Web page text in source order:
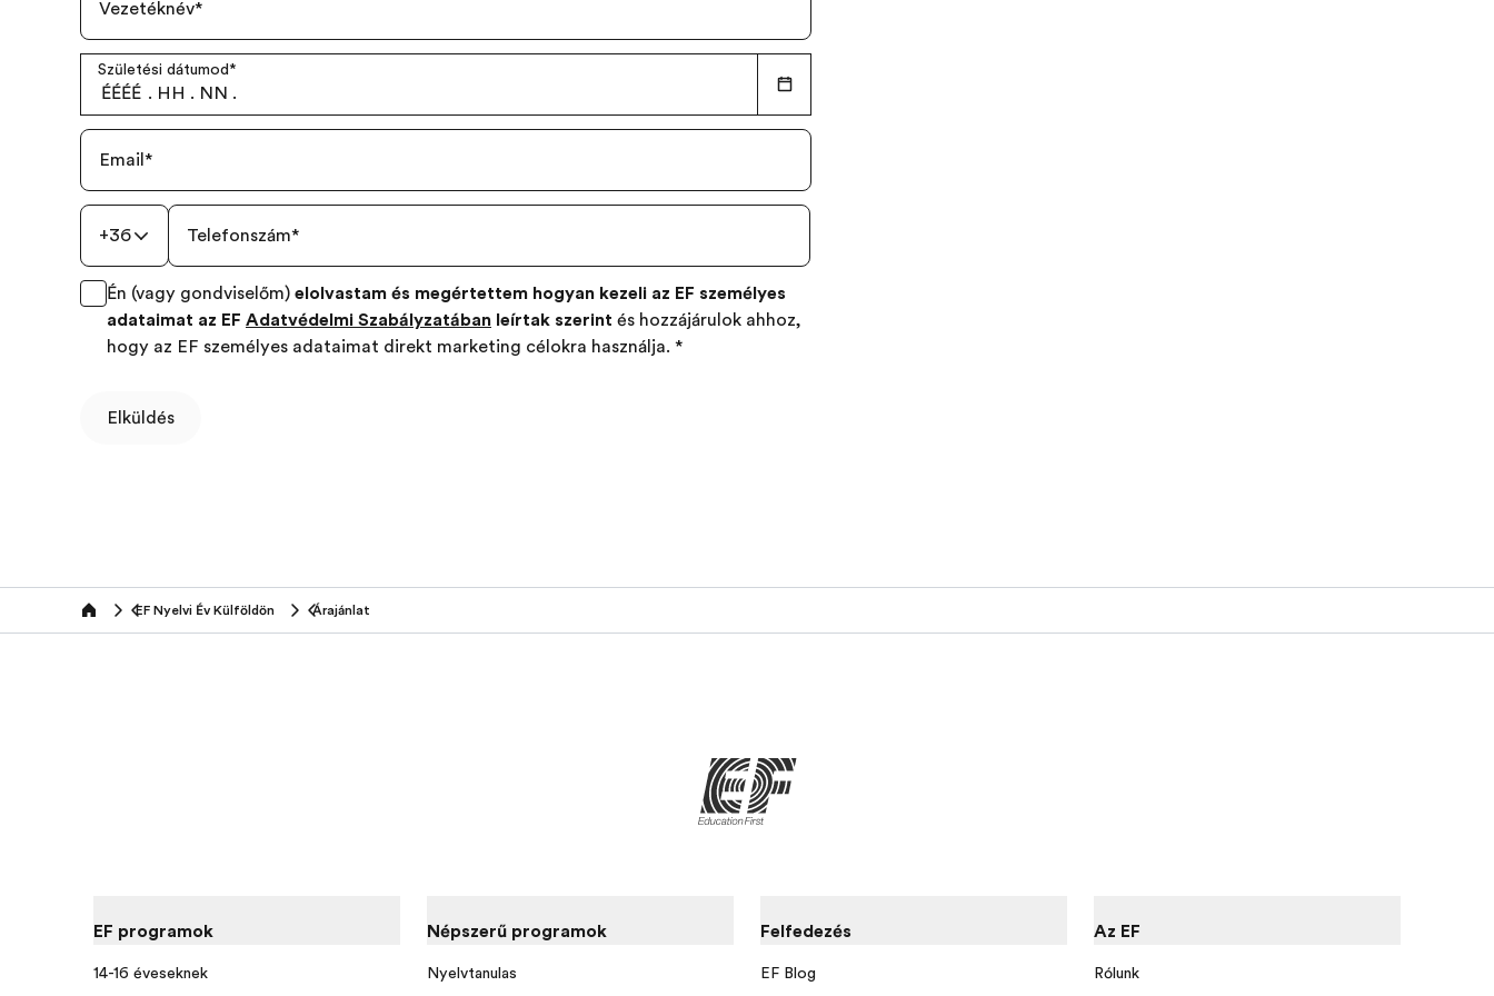
Vezetéknév*
Születési dátumod*
ÉÉÉÉ . HH . NN .
Email *
+36 Telefonszám*
Én (vagy gondviselőm) elolvastam és megértettem hogyan kezeli az EF személyes
adataimat az EF Adatvédelmi Szabályzatában leírtak szerint és hozzájárulok ahhoz,
hogy az EF személyes adataimat direkt marketing célokra használja. *
Elküldés
Home EF Nyelvi Év Külföldön Árajánlat
EF programok
14-16 éveseknek
Népszerű programok
Nyelvtanulas
Felfedezés
EF Blog
Az EF
Rólunk